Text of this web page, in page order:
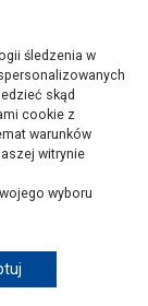
i
śledzenia w
skąd
cookie z
warunków
witrynie
wyboru